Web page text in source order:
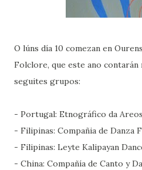
O lúns día 10 comezan en
Folclore, que este ano contarán
seguites grupos:
- Portugal: Etnográfico da
- Filipinas: Compañia de Danza
- Filipinas: Leyte Kalipayan
- China: Compañía de Canto y